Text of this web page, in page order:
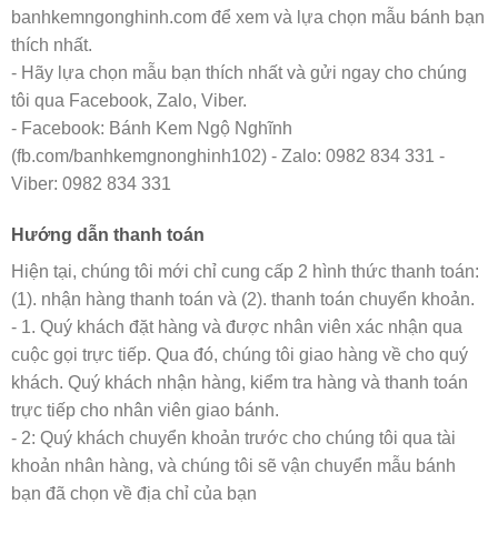
banhkemngonghinh.com để xem và lựa chọn mẫu bánh bạn
thích nhất.
- Hãy lựa chọn mẫu bạn thích nhất và gửi ngay cho chúng
tôi qua Facebook, Zalo, Viber.
- Facebook: Bánh Kem Ngộ Nghĩnh
(fb.com/banhkemgnonghinh102) - Zalo: 0982 834 331 -
Viber: 0982 834 331
Hướng dẫn thanh toán
Hiện tại, chúng tôi mới chỉ cung cấp 2 hình thức thanh toán:
(1). nhận hàng thanh toán và (2). thanh toán chuyển khoản.
- 1. Quý khách đặt hàng và được nhân viên xác nhận qua
cuộc gọi trực tiếp. Qua đó, chúng tôi giao hàng về cho quý
khách. Quý khách nhận hàng, kiểm tra hàng và thanh toán
trực tiếp cho nhân viên giao bánh.
- 2: Quý khách chuyển khoản trước cho chúng tôi qua tài
khoản nhân hàng, và chúng tôi sẽ vận chuyển mẫu bánh
bạn đã chọn về địa chỉ của bạn